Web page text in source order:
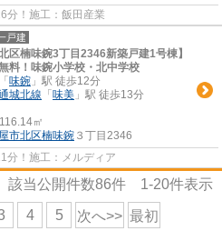
分！施工：飯田産業
戸建
区楠味鋺3丁目2346新築戸建1号棟】
料！味鋺小学校・北中学校
「 味鋺 」駅 徒歩12分
城北線 「 味美 」駅 徒歩13分
㎡
市北区楠味鋺 ３丁目2346
分！施工：メルディア
該当公開件数86件 1-20件表示
4 5 次へ>> 最初